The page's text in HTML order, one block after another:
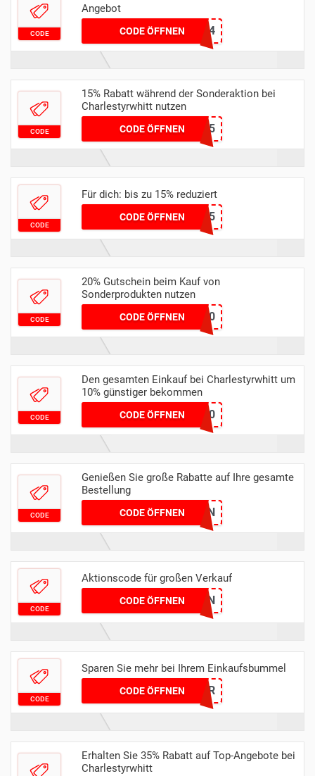
CODE
Angebot
CODE ÖFFNEN
CTSHIRTS24
CODE
15% Rabatt während der Sonderaktion bei
Charlestyrwhitt nutzen
CODE ÖFFNENRABATT15
CODE
Für dich: bis zu 15% reduziert
CODE ÖFFNENRMN15
CODE
20% Gutschein beim Kauf von
Sonderprodukten nutzen
CODE ÖFFNENCTHONEY20
CODE
Den gesamten Einkauf bei Charlestyrwhitt um
10% günstiger bekommen
CODE ÖFFNENKEN10
CODE
Genießen Sie große Rabatte auf Ihre gesamte
Bestellung
CODE ÖFFNEN
NEWSEASON
CODE
Aktionscode für großen Verkauf
CODE ÖFFNENPLUSTEN
CODE
Sparen Sie mehr bei Ihrem Einkaufsbummel
CODE ÖFFNENCOLLAR
Erhalten Sie 35% Rabatt auf Top-Angebote bei
Charlestyrwhitt